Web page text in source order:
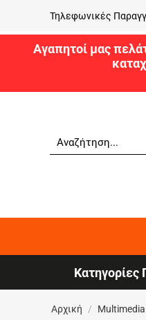
Τηλεφωνικές
Αγαπητοί μας
Κατηγορίες
Αρχική /